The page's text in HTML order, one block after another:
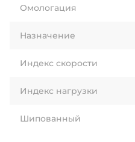
Омологация
Назначение
Индекс скорости
Индекс нагрузки
Шипованный